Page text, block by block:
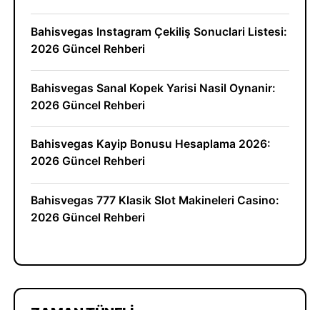
Bahisvegas Instagram Çekiliş Sonuclari Listesi:
2026 Güncel Rehberi
Bahisvegas Sanal Kopek Yarisi Nasil Oynanir:
2026 Güncel Rehberi
Bahisvegas Kayip Bonusu Hesaplama 2026:
2026 Güncel Rehberi
Bahisvegas 777 Klasik Slot Makineleri Casino:
2026 Güncel Rehberi